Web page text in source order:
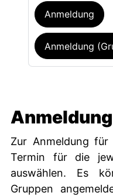
Anmeldung
Anmeldung
Anmeldung
Zur Anmeldung
Termin für die
auswählen. Es
Gruppen